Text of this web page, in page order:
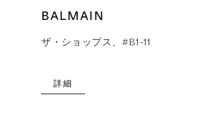
BALMAIN
ザ・ショップス、#B1-11
詳細